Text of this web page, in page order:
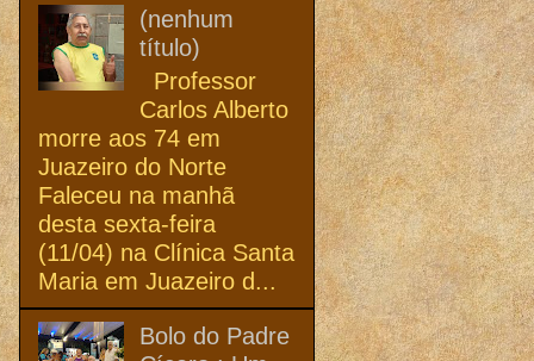
(nenhum
título)
Professor
Carlos Alberto
morre aos 74 em
Juazeiro do Norte
Faleceu na manhã
desta sexta-feira
(11/04) na Clínica Santa
Maria em Juazeiro d...
Bolo do Padre